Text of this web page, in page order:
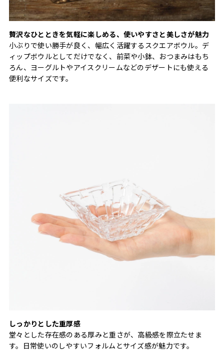
贅沢なひとときを気軽に楽しめる、使いやすさと美しさが魅力
小ぶりで使い勝手が良く、幅広く活躍するスクエアボウル。デ
ィップボウルとしてだけでなく、前菜や小鉢、おつまみはもち
ろん、ヨーグルトやアイスクリームなどのデザートにも使える
便利なサイズです。
しっかりとした重厚感
堂々とした存在感のある厚みと重さが、高級感を際立たせま
す。日常使いのしやすいフォルムとサイズ感が魅力です。